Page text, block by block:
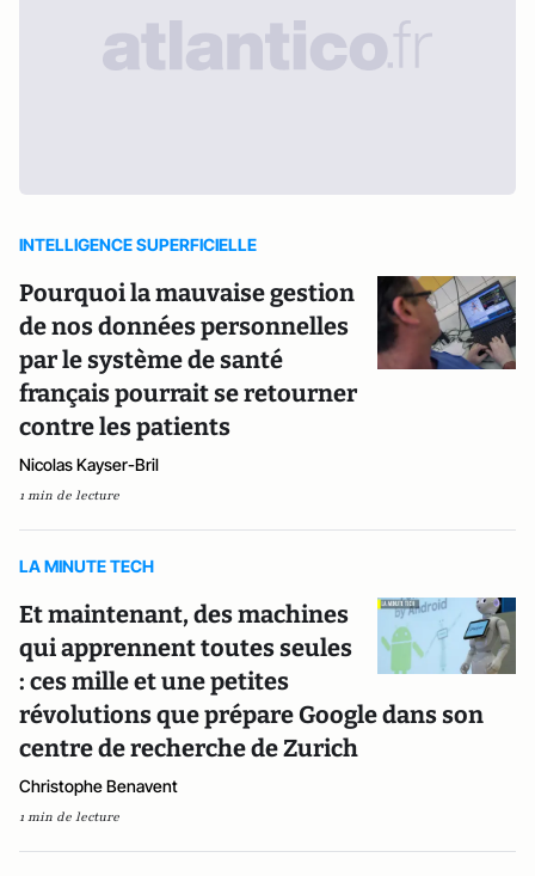
INTELLIGENCE SUPERFICIELLE
Pourquoi la mauvaise gestion
de nos données personnelles
par le système de santé
français pourrait se retourner
contre les patients
Nicolas Kayser-Bril
1 min de lecture
LA MINUTE TECH
Et maintenant, des machines
qui apprennent toutes seules
: ces mille et une petites
révolutions que prépare Google dans son
centre de recherche de Zurich
Christophe Benavent
1 min de lecture